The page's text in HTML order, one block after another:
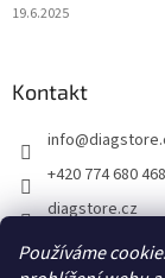
Používáme
19.6.2025
Kontakt
info@
+420 774 680 468
diagstore.cz
diagstorecz